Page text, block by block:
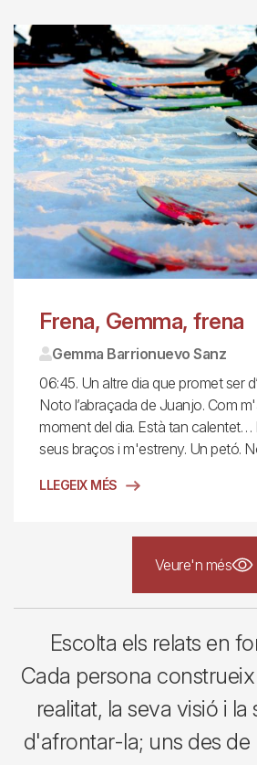
Frena, Gemma, frena
Gemma Barrionuevo Sanz
06:45. Un altre dia que promet ser
Noto l’abraçada de Juanjo. Com
moment del dia. Està tan calentet…
seus braços i m'estreny. Un petó.
LLEGEIX MÉS
Veure'n més
Escolta els relats en
Cada persona
realitat, la seva visió i
d'afrontar-la; uns des de